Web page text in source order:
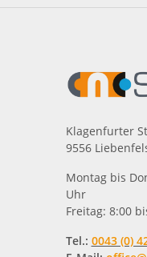
Klagenfurter
9556
Montag bis
Uhr
Freitag: 8:00
Tel.: 0043 (0)